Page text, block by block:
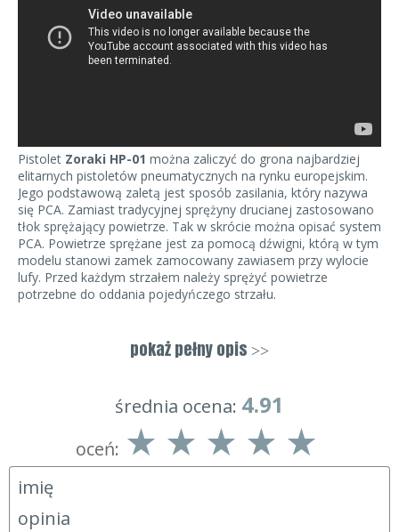
Pistolet Zoraki HP-01 można zaliczyć do grona najbardziej
elitarnych pistoletów pneumatycznych na rynku europejskim.
Jego podstawową zaletą jest sposób zasilania, który nazywa
się PCA. Zamiast tradycyjnej sprężyny drucianej zastosowano
tłok sprężający powietrze. Tak w skrócie można opisać system
PCA. Powietrze sprężane jest za pomocą dźwigni, którą w tym
modelu stanowi zamek zamocowany zawiasem przy wylocie
lufy. Przed każdym strzałem należy sprężyć powietrze
potrzebne do oddania pojedyńczego strzału.
Zoraki HP-01dysponuje funkcją niespotykana dotąd
w podobnych pistoletach: możliwością pojedyńczego,
Dzięki temu mamy możliwość regulowania prędkości
początkowej w następujący sposób:
Jeden cykl 120 m/s
Dwa cykle 160 m/s
Trzy cykle 190 m/s
Specjalny zawór bezpieczeństwa uniemożliwia przekroczenie
pokaż pełny opis >>
średnia ocena: 4.91
oceń: